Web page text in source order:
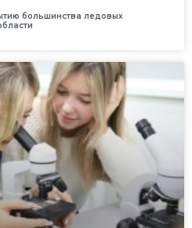
большинства ледовых